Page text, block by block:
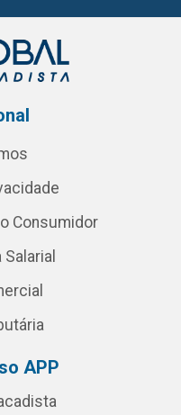
Consumidor
APP